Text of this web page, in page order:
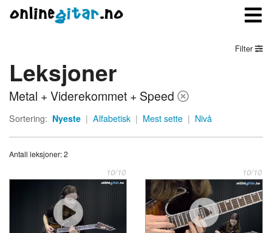
Meny
Logg inn
Kontakt oss
Om onlinegitar.no
Filter
Leksjoner
Metal + Viderekommet + Speed
Sortering: Nyeste | Alfabetisk | Mest sette | Nivå
Antall leksjoner: 2
10/10 10/10